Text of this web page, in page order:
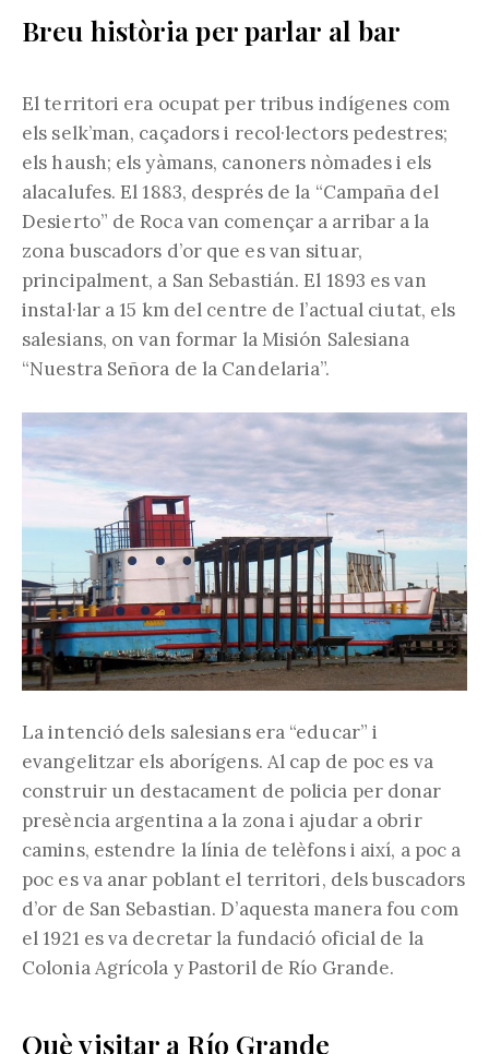
Breu història per parlar al bar
El territori era ocupat per tribus indígenes com
els selk’man, caçadors i recol·lectors pedestres;
els haush; els yàmans, canoners nòmades i els
alacalufes. El 1883, després de la “Campaña del
Desierto” de Roca van començar a arribar a la
zona buscadors d’or que es van situar,
principalment, a San Sebastián. El 1893 es van
instal·lar a 15 km del centre de l’actual ciutat, els
salesians, on van formar la Misión Salesiana
“Nuestra Señora de la Candelaria”.
La intenció dels salesians era “educar” i
evangelitzar els aborígens. Al cap de poc es va
construir un destacament de policia per donar
presència argentina a la zona i ajudar a obrir
camins, estendre la línia de telèfons i així, a poc a
poc es va anar poblant el territori, dels buscadors
d’or de San Sebastian. D’aquesta manera fou com
el 1921 es va decretar la fundació oficial de la
Colonia Agrícola y Pastoril de Río Grande.
Què visitar a Río Grande